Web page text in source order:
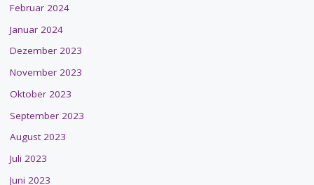
Februar 2024
Januar 2024
Dezember 2023
November 2023
Oktober 2023
September 2023
August 2023
Juli 2023
Juni 2023